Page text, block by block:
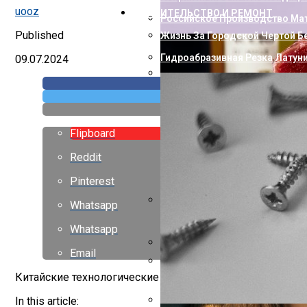
Как Пополнить Стим:
Насколько Близки Латынь И
Горизонтальный
Российское Производство
СТРОИТЕЛЬСТВО И РЕМОНТ
Жизнь За Городской Чертой
Гидроабразивная Резка
uooz
Published
09.07.2024
Flipboard
Reddit
Pinterest
Whatsapp
Whatsapp
Email
Китайские технологические гиганты Xiaomi и Unisoc
In this article: